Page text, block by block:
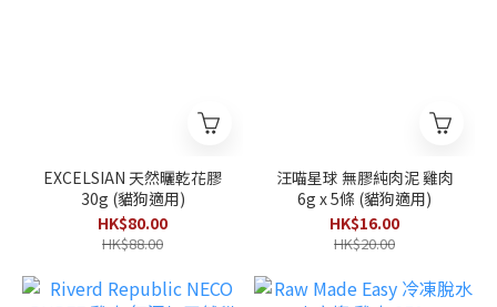
EXCELSIAN 天然曬乾花膠
30g (貓狗適用)
HK$80.00
HK$88.00
汪喵星球 無膠純肉泥 雞肉
6g x 5條 (貓狗適用)
HK$16.00
HK$20.00